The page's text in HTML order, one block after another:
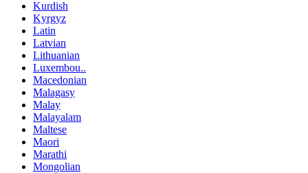
Kurdish
Kyrgyz
Latin
Latvian
Lithuanian
Luxembou..
Macedonian
Malagasy
Malay
Malayalam
Maltese
Maori
Marathi
Mongolian